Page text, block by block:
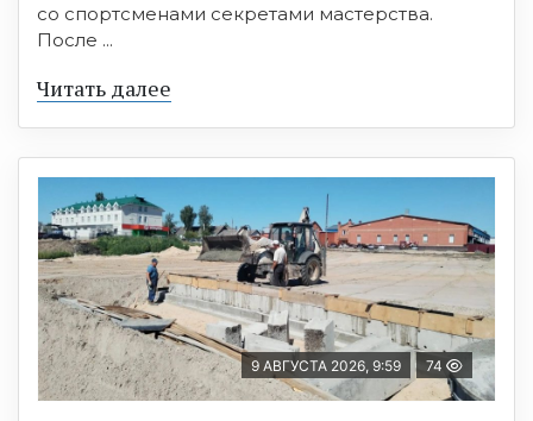
со спортсменами секретами мастерства.
После ...
Читать далее
9 АВГУСТА 2026, 9:59 74